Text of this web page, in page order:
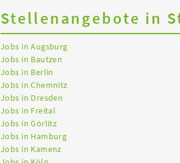
Stellenangebote in
Jobs in Augsburg
Jobs in Bautzen
Jobs in Berlin
Jobs in Chemnitz
Jobs in Dresden
Jobs in Freital
Jobs in Görlitz
Jobs in Hamburg
Jobs in Kamenz